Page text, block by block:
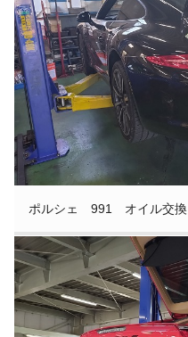
ポルシェ 991 オイル交換